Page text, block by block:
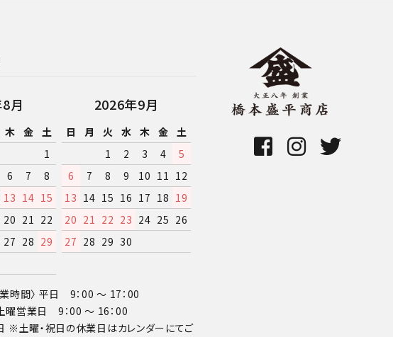
月
木 金
土
1
6 7
8
13 14 15
20 21 22
27 28 29
2026年9月
日 月 火 水 木 金
土
1
2 3 4
5
6
7 8 9 10 11 12
13 14 15 16 17 18 19
20 21 22 23 24 25 26
27 28 29 30
業時間〉 平日 9：00 〜 17：00
曜営業日 9：00 〜 16：00
※土曜・祝日の休業日はカレンダーにてご